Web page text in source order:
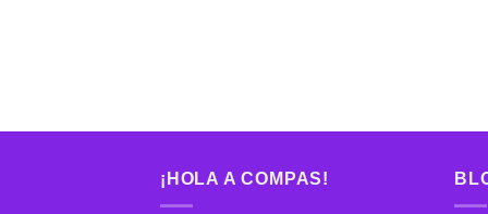
¡HOLA A COMPAS!